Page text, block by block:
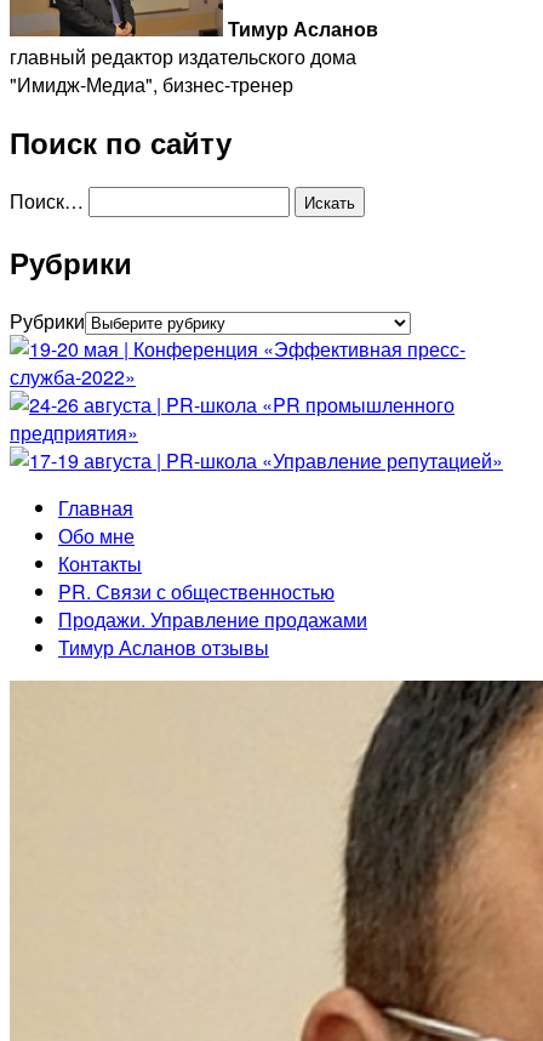
Тимур Асланов
главный редактор издательского дома
"Имидж-Медиа", бизнес-тренер
Поиск по сайту
Поиск…
Рубрики
Рубрики
Главная
Обо мне
Контакты
PR. Связи с общественностью
Продажи. Управление продажами
Тимур Асланов отзывы